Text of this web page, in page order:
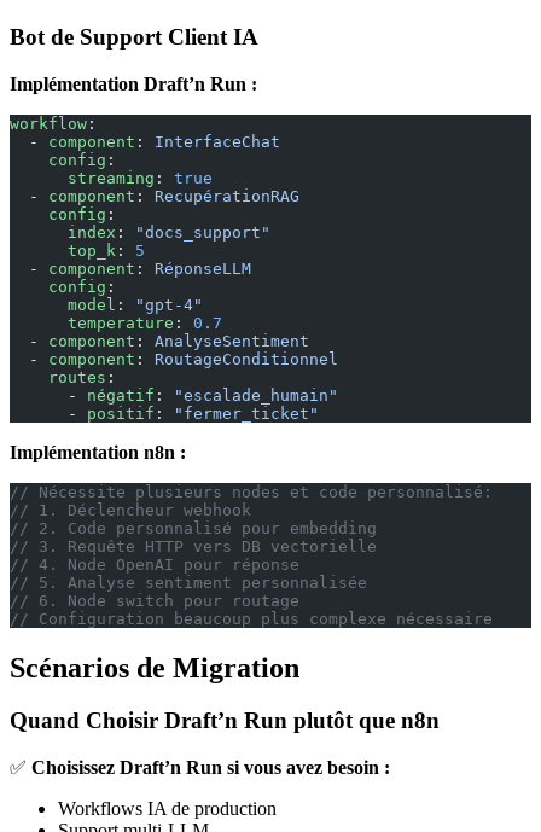
Bot de Support Client IA
Implémentation Draft’n Run :
workflow :
  -
component : InterfaceChat
    config
:
      streaming
: true
  -
component : RecupérationRAG
    config
:
      index
:
"docs_support"
      top_k
: 5
  -
component : RéponseLLM
    config
:
      model
:
"gpt-4"
      temperature
: 0.7
  -
component : AnalyseSentiment
  -
component : RoutageConditionnel
    routes
:
      -
négatif :
"escalade_humain"
      -
positif : "fermer_ticket"
Implémentation n8n :
// Nécessite plusieurs nodes et code personnalisé:
// 1. Déclencheur webhook
// 2. Code personnalisé pour embedding
// 3. Requête HTTP vers DB vectorielle
// 4. Node OpenAI pour réponse
// 5. Analyse sentiment personnalisée
// 6. Node switch pour routage
// Configuration beaucoup plus complexe nécessaire
Scénarios de Migration
Quand Choisir Draft’n Run plutôt que n8n
✅ Choisissez Draft’n Run si vous avez besoin :
Workflows IA de production